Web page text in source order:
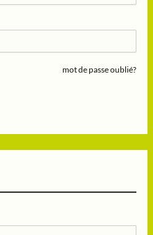
mot de passe oublié?